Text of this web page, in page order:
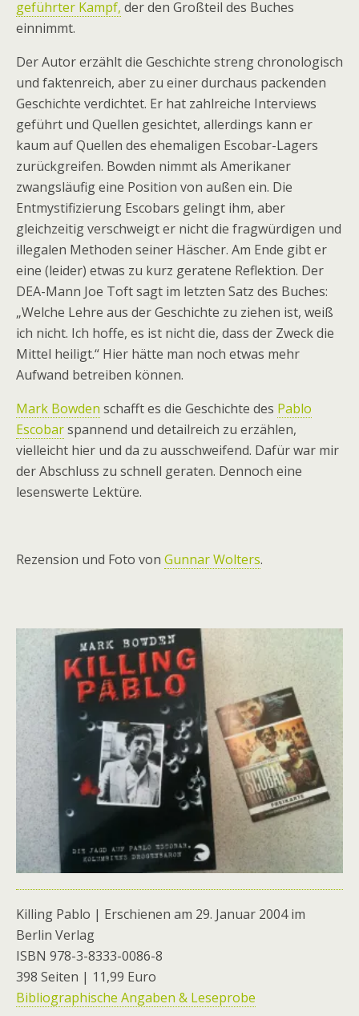
geführter Kampf, der den Großteil des Buches
einnimmt.
Der Autor erzählt die Geschichte streng chronologisch
und faktenreich, aber zu einer durchaus packenden
Geschichte verdichtet. Er hat zahlreiche Interviews
geführt und Quellen gesichtet, allerdings kann er
kaum auf Quellen des ehemaligen Escobar-Lagers
zurückgreifen. Bowden nimmt als Amerikaner
zwangsläufig eine Position von außen ein. Die
Entmystifizierung Escobars gelingt ihm, aber
gleichzeitig verschweigt er nicht die fragwürdigen und
illegalen Methoden seiner Häscher. Am Ende gibt er
eine (leider) etwas zu kurz geratene Reflektion. Der
DEA-Mann Joe Toft sagt im letzten Satz des Buches:
„Welche Lehre aus der Geschichte zu ziehen ist, weiß
ich nicht. Ich hoffe, es ist nicht die, dass der Zweck die
Mittel heiligt.“ Hier hätte man noch etwas mehr
Aufwand betreiben können.
Mark Bowden schafft es die Geschichte des Pablo
Escobarspannend und detailreich zu erzählen,
vielleicht hier und da zu ausschweifend. Dafür war mir
der Abschluss zu schnell geraten. Dennoch eine
lesenswerte Lektüre.
Rezension und Foto von Gunnar Wolters.
Killing Pablo | Erschienen am 29. Januar 2004 im
Berlin Verlag
ISBN 978-3-8333-0086-8
398 Seiten | 11,99 Euro
Bibliographische Angaben & Leseprobe